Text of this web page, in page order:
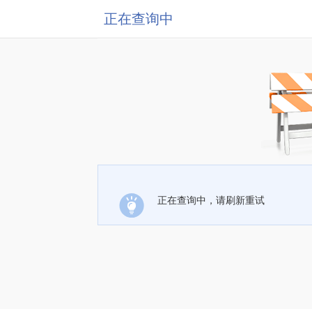
正在查询中
正在查询中，请刷新重试